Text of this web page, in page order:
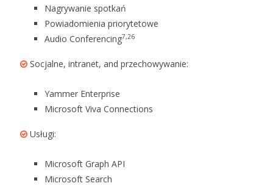
Nagrywanie spotkań
Powiadomienia priorytetowe
Audio Conferencing7,26
Socjalne, intranet, and przechowywanie:
Yammer Enterprise
Microsoft Viva Connections
Usługi:
Microsoft Graph API
Microsoft Search